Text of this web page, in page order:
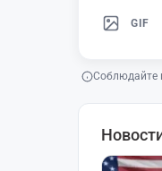
GIF
Соблюдайте